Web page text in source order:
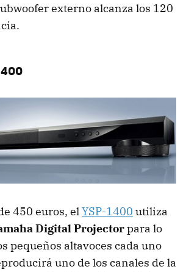
externo alcanza los 120
450 euros, elYSP-1400 utiliza
Digital Projectorpara lo
pequeños altavoces cada uno
uno de los canales de la